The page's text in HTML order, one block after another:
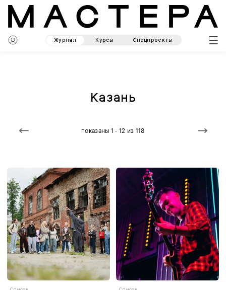
Журнал Курсы Спецпроекты
Казань
показаны 1 - 12 из 118